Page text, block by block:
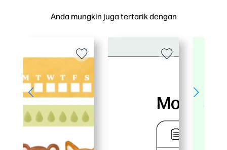
Anda mungkin juga tertarik dengan